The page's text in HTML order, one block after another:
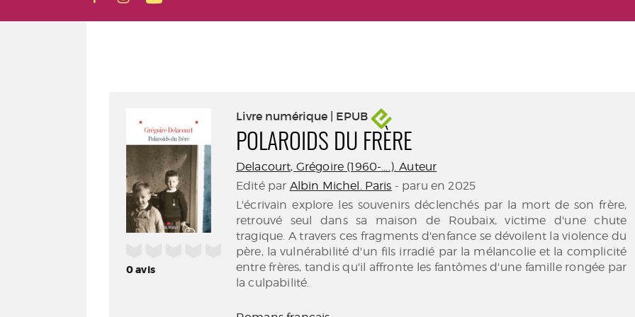
0avis
Livre numérique | EPUB
POLAROIDS DU FRÈRE
Delacourt, Grégoire (1960-....). Auteur
Edité par Albin Michel. Paris - paru en 2025
L'écrivain explore les souvenirs déclenchés par la mort de son frère,
retrouvé seul dans sa maison de Roubaix, victime d'une chute
tragique. A travers ces fragments d'enfance se dévoilent la violence du
père, la vulnérabilité d'un fils irradié par la mélancolie et la complicité
entre frères, tandis qu'il affronte les fantômes d'une famille rongée par
la culpabilité.